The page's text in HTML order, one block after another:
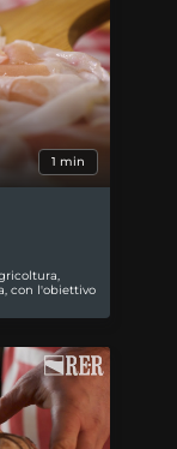
1 min
con l'obiettivo